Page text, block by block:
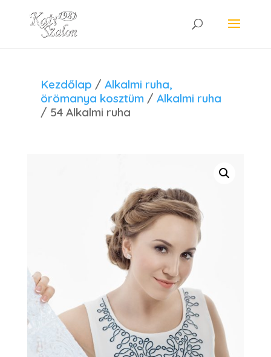
Kezdőlap /Alkalmi ruha,
örömanya kosztüm /Alkalmi ruha
/ 54 Alkalmi ruha